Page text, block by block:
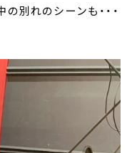
の別れのシーンも・・・